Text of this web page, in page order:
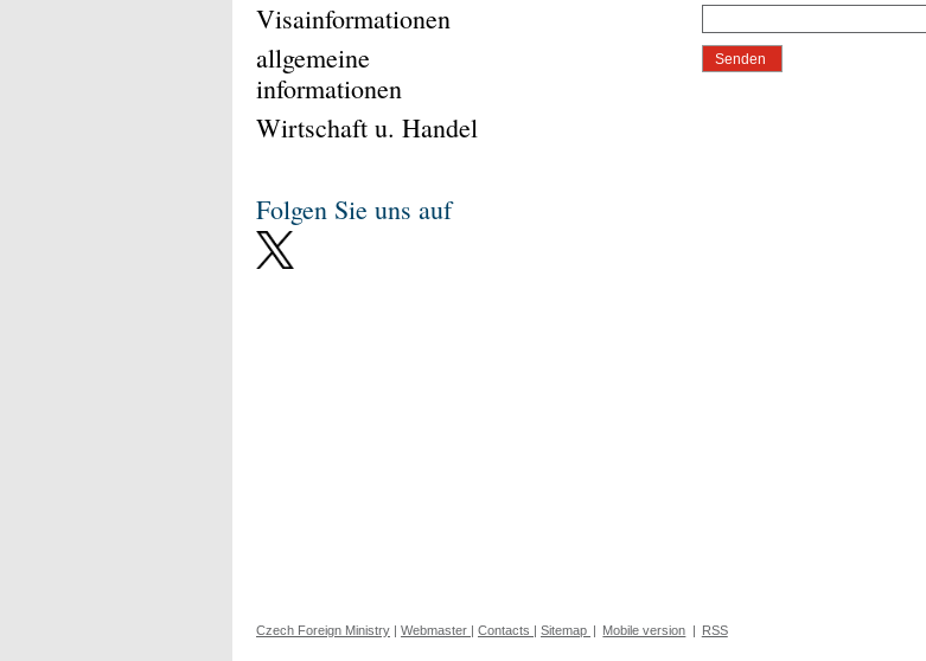
Visainformationen
allgemeine
informationen
Wirtschaft u. Handel
Folgen Sie uns auf
Czech Foreign Ministry | Webmaster | Contacts | Sitemap | Mobile version | RSS